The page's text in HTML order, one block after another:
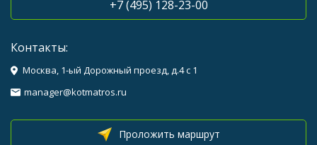
+7 (495) 128-23-00
Контакты:
Москва, 1-ый Дорожный проезд, д.4 с 1
manager@kotmatros.ru
Проложить маршрут